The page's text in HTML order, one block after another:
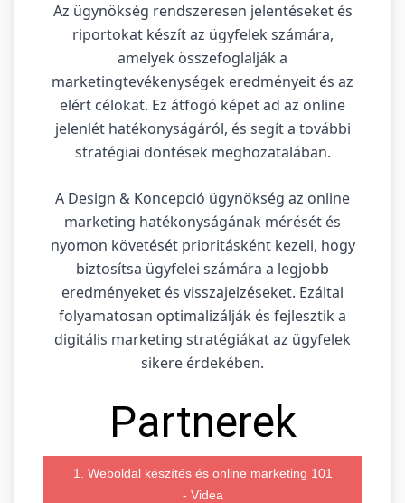
Az ügynökség rendszeresen jelentéseket és
riportokat készít az ügyfelek számára,
amelyek összefoglalják a
marketingtevékenységek eredményeit és az
elért célokat. Ez átfogó képet ad az online
jelenlét hatékonyságáról, és segít a további
stratégiai döntések meghozatalában.
A Design & Koncepció ügynökség az online
marketing hatékonyságának mérését és
nyomon követését prioritásként kezeli, hogy
biztosítsa ügyfelei számára a legjobb
eredményeket és visszajelzéseket. Ezáltal
folyamatosan optimalizálják és fejlesztik a
digitális marketing stratégiákat az ügyfelek
sikere érdekében.
Partnerek
1. Weboldal készítés és online marketing 101
- Videa